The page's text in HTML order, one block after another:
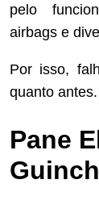
pelo
airbags e
Por isso,
quanto antes.
Pane